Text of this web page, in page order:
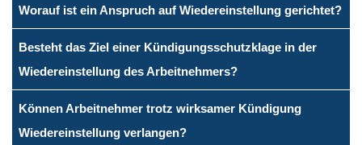
Worauf ist ein Anspruch auf Wiedereinstellung gerichtet?
Besteht das Ziel einer Kündigungsschutzklage in der
Wiedereinstellung des Arbeitnehmers?
Können Arbeitnehmer trotz wirksamer Kündigung
Wiedereinstellung verlangen?